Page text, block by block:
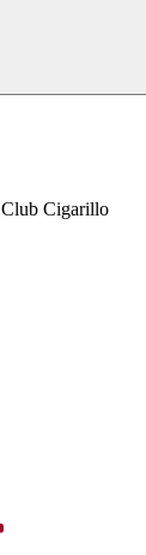
Club Cigarillo